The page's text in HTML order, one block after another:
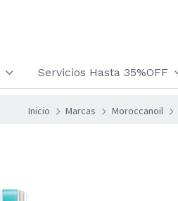
Servicios Hasta 35%OFF
Inicio Marcas Moroccanoil